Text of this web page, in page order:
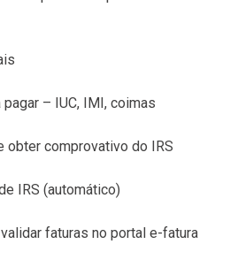
– IUC, IMI, coimas
obter comprovativo do IRS
IRS (automático)
faturas no portal e-fatura